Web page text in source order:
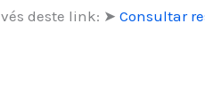
deste link: ➤ Consultar